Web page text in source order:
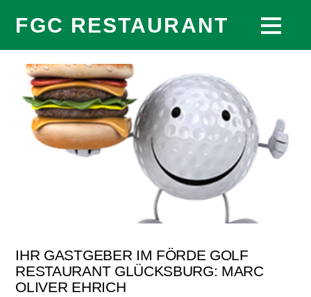
FGC RESTAURANT
IHR GASTGEBER IM FÖRDE GOLF
RESTAURANT GLÜCKSBURG: MARC
OLIVER EHRICH